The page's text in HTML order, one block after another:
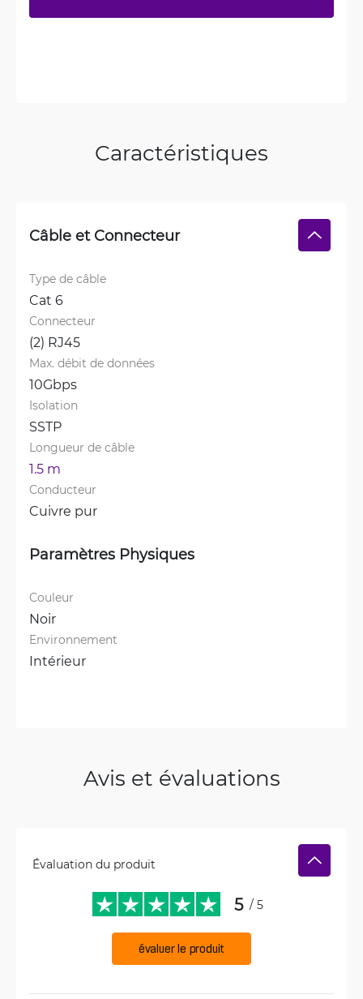
Caractéristiques
Câble et Connecteur
Type de câble
Cat 6
Connecteur
(2) RJ45
Max. débit de données
10Gbps
Isolation
SSTP
Longueur de câble
1.5 m
Conducteur
Cuivre pur
Paramètres Physiques
Couleur
Noir
Environnement
Intérieur
Avis et évaluations
Évaluation du produit
5 / 5
évaluer le produit